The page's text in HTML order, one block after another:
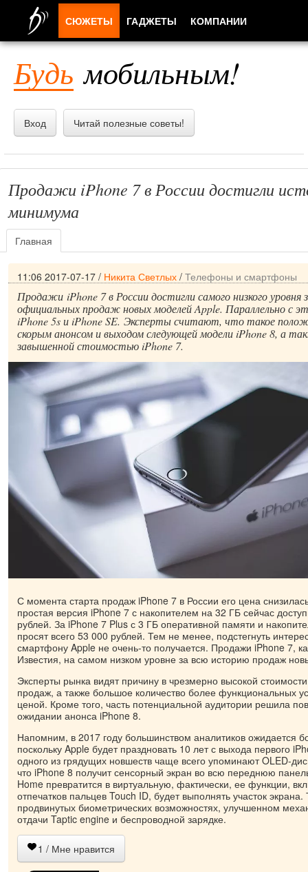
Будь мобильным!
Вход Читай полезные советы!
Продажи iPhone 7 в России достигли
минимума
Главная
11:06 2017-07-17 / Никита Светлых / Телефоны и смартфоны
Продажи iPhone 7 в России достигли самого низкого
официальных продаж новых моделей Apple. Параллельно с
iPhone 5s и iPhone SE. Эксперты считают, что такое
скорым анонсом и выходом следующей модели iPhone 8, а
завышенной стоимостью iPhone 7.
С момента старта продаж iPhone 7 в России его цена
простая версия iPhone 7 с накопителем на 32 ГБ сейчас
рублей. За iPhone 7 Plus с 3 ГБ оперативной памяти и
просят всего 53 000 рублей. Тем не менее, подстегнуть
смартфону Apple не очень-то получается. Продажи iPhone 7,
Известия, на самом низком уровне за всю историю продаж
Эксперты рынка видят причину в чрезмерно высокой
продаж, а также большое количество более функциональных
ценой. Кроме того, часть потенциальной аудитории решила
ожидании анонса iPhone 8.
Напомним, в 2017 году большинством аналитиков ожидается
поскольку Apple будет праздновать 10 лет с выхода первого
одного из грядущих новшеств чаще всего упоминают OLED-
что iPhone 8 получит сенсорный экран во всю переднюю
Home превратится в виртуальную, фактически, ее функции,
отпечатков пальцев Touch ID, будет выполнять участок
продвинутых биометрических возможностях, улучшенном
отдачи Taptic engine и беспроводной зарядке.
1 / Мне нравится
СЮЖЕТЫ ГАДЖЕТЫ КОМПАНИИ
ПРИЛОЖЕНИЯ